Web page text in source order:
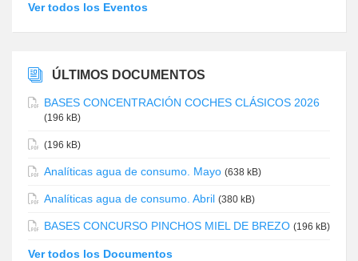
Ver todos los Eventos
ÚLTIMOS DOCUMENTOS
BASES CONCENTRACIÓN COCHES CLÁSICOS 2026
(196 kB)
(196 kB)
Analíticas agua de consumo. Mayo (638 kB)
Analíticas agua de consumo. Abril (380 kB)
BASES CONCURSO PINCHOS MIEL DE BREZO (196 kB)
Ver todos los Documentos